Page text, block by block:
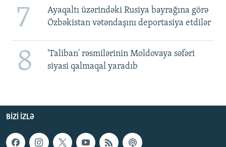
7
Ayaqaltı üzərindəki Rusiya bayrağına görə
Özbəkistan vətəndaşını deportasiya etdilər
8
'Taliban' rəsmilərinin Moldovaya səfəri
siyasi qalmaqal yaradıb
BIZI IZLƏ